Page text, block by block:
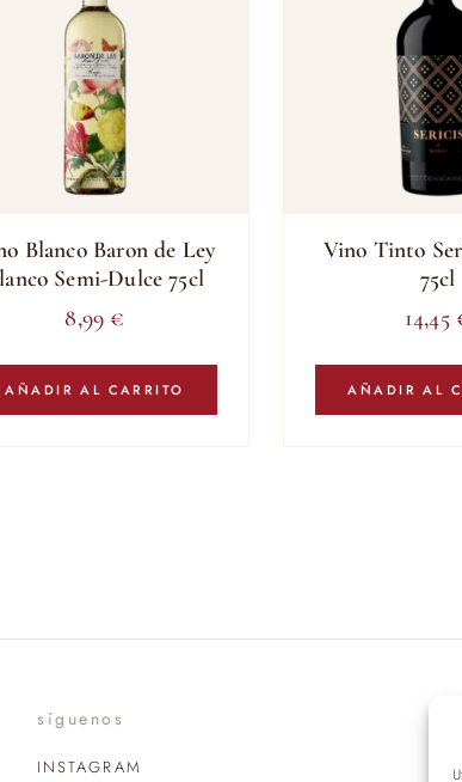
Blanco Baron de Ley
Semi-Dulce 75cl
8,99 €
AÑADIR AL CARRITO
Vino Tinto
75cl
14,45
AÑADIR AL
síguenos
INSTAGRAM